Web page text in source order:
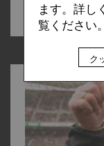
ンター」
ます。詳し
覧ください。
ク